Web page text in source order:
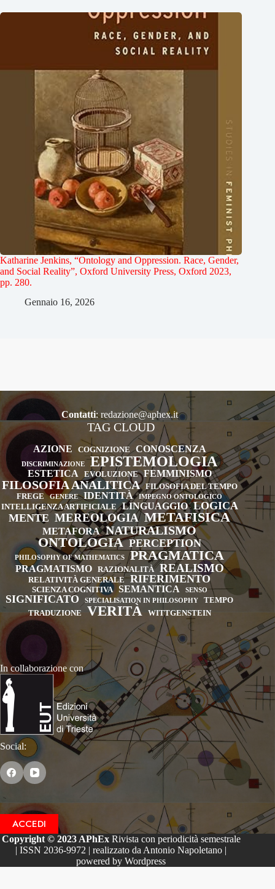
Katharine Jenkins, “Ontology and Oppression. Race, Gender,
and Social Reality”, Oxford University Press, Oxford 2023,
pp. 280.
Gennaio 16, 2026
Contatti:redazione@aphex.it
TAG CLOUD
AZIONE COGNIZIONE CONOSCENZA
DISCRIMINAZIONE EPISTEMOLOGIA
ESTETICA EVOLUZIONE FEMMINISMO
FILOSOFIA ANALITICA
FILOSOFIA DEL TEMPO
FREGE
GENERE IDENTITÀ IMPEGNO ONTOLOGICO
INTELLIGENZA ARTIFICIALE LINGUAGGIO LOGICA
MENTE MEREOLOGIA METAFISICA
METAFORA NATURALISMO
ONTOLOGIA PERCEPTION
PHILOSOPHY OF MATHEMATICS PRAGMATICA
PRAGMATISMO RAZIONALITÀ REALISMO
RELATIVITÀ GENERALE RIFERIMENTO
SCIENZA COGNITIVA SEMANTICA SENSO
SIGNIFICATO SPECIALISATION IN PHILOSOPHY
TEMPO
TRADUZIONE
VERITÀ WITTGENSTEIN
In collaborazione con
Social:
ACCEDI
Copyright © 2023 APhExRivista con periodicità semestrale
| ISSN 2036-9972 | realizzato da Antonio Napoletano |
powered by Wordpress